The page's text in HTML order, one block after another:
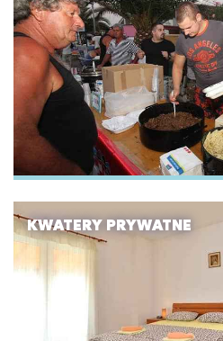
KWATERY PRYWATNE